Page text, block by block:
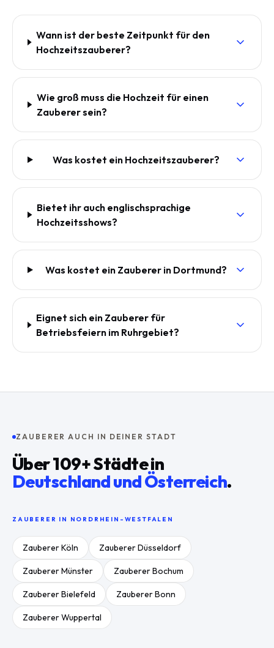
Wann ist der beste Zeitpunkt für den
Hochzeitszauberer?
Wie groß muss die Hochzeit für einen
Zauberer sein?
Was kostet ein Hochzeitszauberer?
Bietet ihr auch englischsprachige
Hochzeitsshows?
Was kostet ein Zauberer in Dortmund?
Eignet sich ein Zauberer für
Betriebsfeiern im Ruhrgebiet?
ZAUBERER AUCH IN DEINER STADT
Über109+ Städte in
Deutschland und Österreich.
ZAUBERER IN NORDRHEIN-WESTFALEN
ZaubererKöln ZaubererDüsseldorf
ZaubererMünster ZaubererBochum
ZaubererBielefeld ZaubererBonn
ZaubererWuppertal